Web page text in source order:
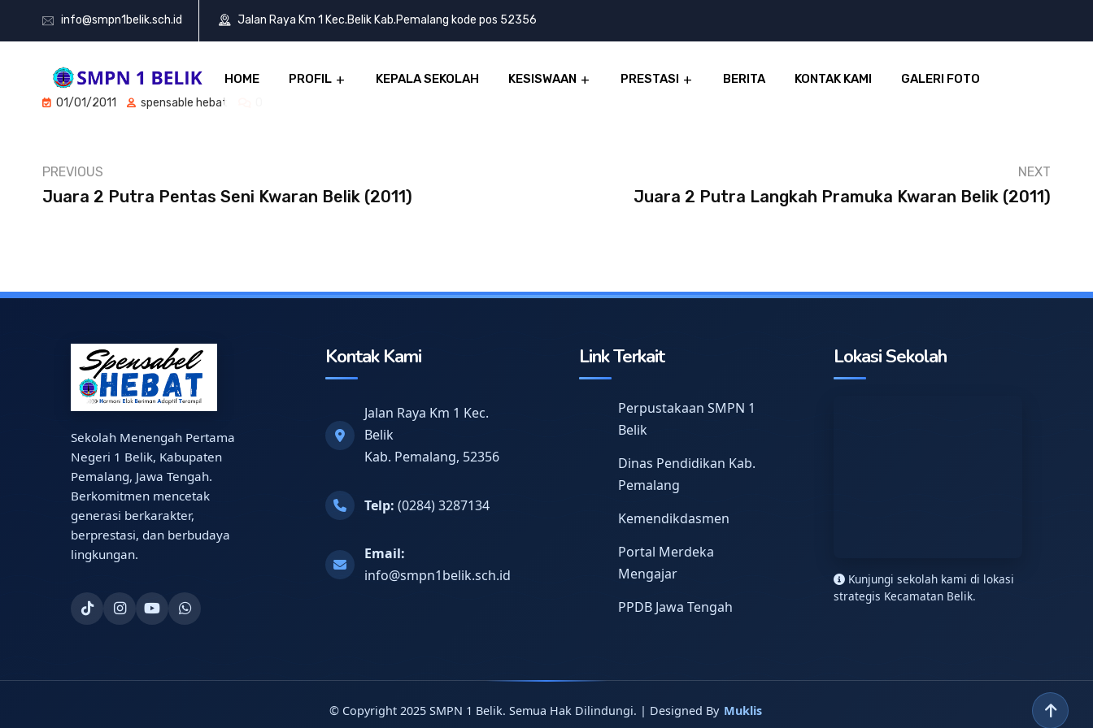
info@smpn1belik.sch.id Jalan Raya Km 1 Kec.Belik Kab.Pemalang kode pos 52356
HOME PROFIL KEPALA SEKOLAH KESISWAAN PRESTASI BERITA KONTAK KAMI GALERI FOTO
01/01/2011 spensable hebat
PREVIOUS
Juara 2 Putra Pentas Seni Kwaran Belik (2011)
NEXT
Juara 2 Putra Langkah Pramuka Kwaran Belik (2011)
Sekolah Menengah Pertama
Negeri 1 Belik, Kabupaten
Pemalang, Jawa Tengah.
Berkomitmen mencetak
generasi berkarakter,
berprestasi, dan berbudaya
lingkungan.
Kontak Kami
Jalan Raya Km 1 Kec.
Belik
Kab. Pemalang, 52356
Telp: (0284) 3287134
Email:
info@smpn1belik.sch.id
Link Terkait
Perpustakaan SMPN 1
Belik
Dinas Pendidikan Kab.
Pemalang
Kemendikdasmen
Portal Merdeka
Mengajar
PPDB Jawa Tengah
Lokasi Sekolah
Kunjungi sekolah kami di lokasi
strategis Kecamatan Belik.
© Copyright 2025 SMPN 1 Belik. Semua Hak Dilindungi. | Designed By Muklis